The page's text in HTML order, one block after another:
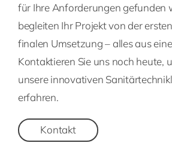
für Ihre Anforderungen gefunden
begleiten Ihr Projekt von der
finalen Umsetzung – alles aus
Kontaktieren Sie uns noch heute,
unsere innovativen
erfahren.
Kontakt